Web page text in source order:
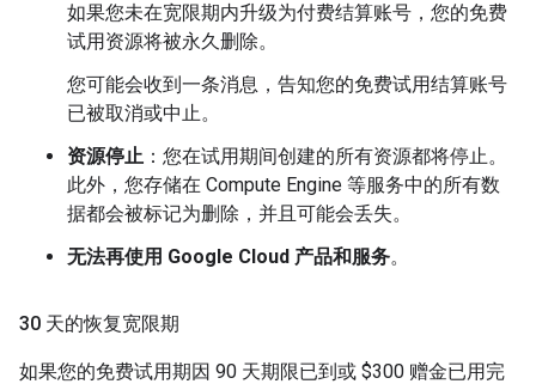
如果您未在宽限期内升级为付费结算账号，您的免费
试用资源将被永久删除。
您可能会收到一条消息，告知您的免费试用结算账号
已被取消或中止。
资源停止 ：您在试用期间创建的所有资源都将停止。
此外，您存储在 Compute Engine 等服务中的所有数
据都会被标记为删除，并且可能会丢失。
无法再使用 Google Cloud 产品和服务。
30 天的恢复宽限期
如果您的免费试用期因 90 天期限已到或 $300 赠金已用完